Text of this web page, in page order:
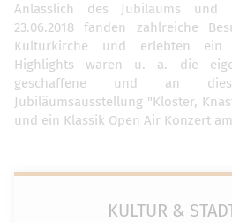
Anlässlich des Jubiläums und
23.06.2018 fanden zahlreiche
Kulturkirche und erlebten ein
Highlights waren u. a. die
geschaffene und an
Jubiläumsausstellung "Kloster,
und ein Klassik Open Air Konzert
KULTUR &